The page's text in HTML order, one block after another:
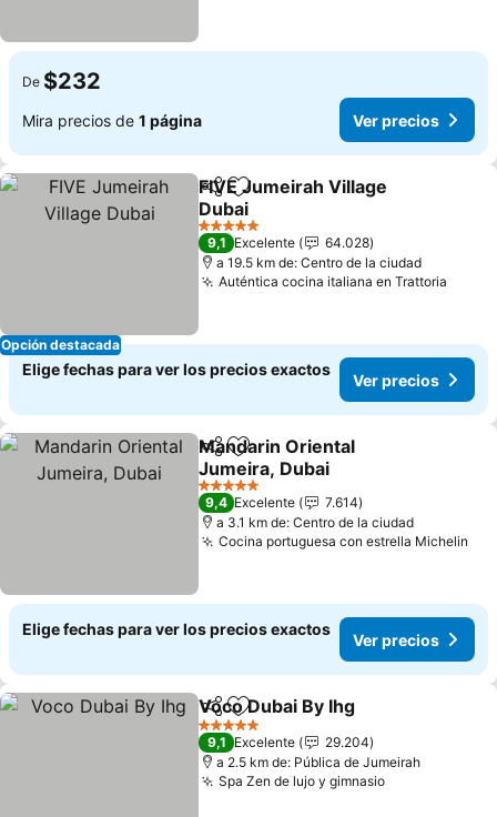
De $232
Mira precios de 1 página Ver precios
Opción destacada
CompartirAgregar a favoritos
FIVE Jumeirah Village
Dubai
5 Estrellas
9,1 Excelente
64.028
a 19.5 km de: Centro de la ciudad
Auténtica cocina italiana en Trattoria
Elige fechas para ver los precios exactos
Ver precios
CompartirAgregar a favoritos
Mandarin Oriental
Jumeira, Dubai
5 Estrellas
9,4 Excelente
7.614
a 3.1 km de: Centro de la ciudad
Cocina portuguesa con estrella Michelin
Elige fechas para ver los precios exactos
Ver precios
CompartirAgregar a favoritos
Voco Dubai By Ihg
5 Estrellas
9,1 Excelente
29.204
a 2.5 km de: Pública de Jumeirah
Spa Zen de lujo y gimnasio